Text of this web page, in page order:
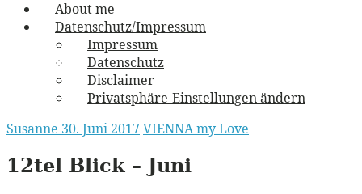
About me
Datenschutz/Impressum
Impressum
Datenschutz
Disclaimer
Privatsphäre-Einstellungen ändern
Susanne 30. Juni 2017 VIENNA my Love
12tel Blick – Juni